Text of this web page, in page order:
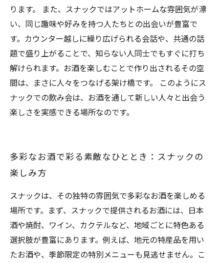
ります。 また、スナックではアットホームな雰囲気が漂
い、同じ趣味や好みを持つ人たちとの出会いが豊富で
す。カウンター越しに繰り広げられる会話や、共通の話
題で盛り上がることで、知らない人同士でもすぐに打ち
解けられます。お酒を楽しむことで作り出されるその空
間は、まさに人々をつなげる架け橋です。 このようにス
ナックでの飲み会は、お酒を通して新しい人々と出会う
楽しさを実感できる場所なのです。
多彩なお酒で彩る素敵なひととき：スナックの
楽しみ方
スナックは、その独特の雰囲気で多彩なお酒を楽しめる
場所です。まず、スナックで提供されるお酒には、日本
酒や焼酎、ワイン、カクテルなど、地域ごとに特色ある
選択肢が豊富にあります。例えば、地元の特産品を用い
たお酒や、季節限定の特別メニューも見逃せません。こ